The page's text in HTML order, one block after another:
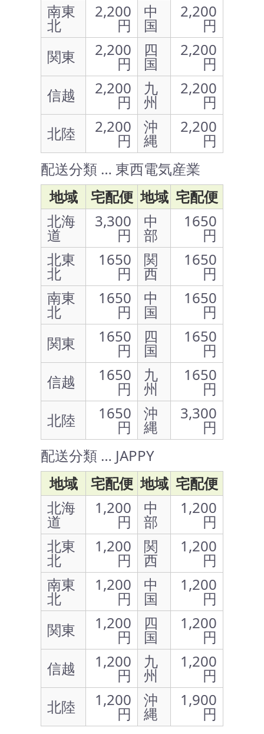
南東
北
2,200
円
中
国
2,200
円
関東
2,200
円
四
国
2,200
円
信越
2,200
円
九
州
2,200
円
北陸
2,200
円
沖
縄
2,200
円
配送分類 … 東西電気産業
地域
宅配便 地域 宅配便
北海
道
3,300
円
中
部
1650
円
北東
北
1650
円
関
西
1650
円
南東
北
1650
円
中
国
1650
円
関東
1650
円
四
国
1650
円
信越
1650
円
九
州
1650
円
北陸
1650
円
沖
縄
3,300
円
配送分類 … JAPPY
地域
宅配便 地域 宅配便
北海
道
1,200
円
中
部
1,200
円
北東
北
1,200
円
関
西
1,200
円
南東
北
1,200
円
中
国
1,200
円
関東
1,200
円
四
国
1,200
円
信越
1,200
円
九
州
1,200
円
北陸
1,200
円
沖
縄
1,900
円